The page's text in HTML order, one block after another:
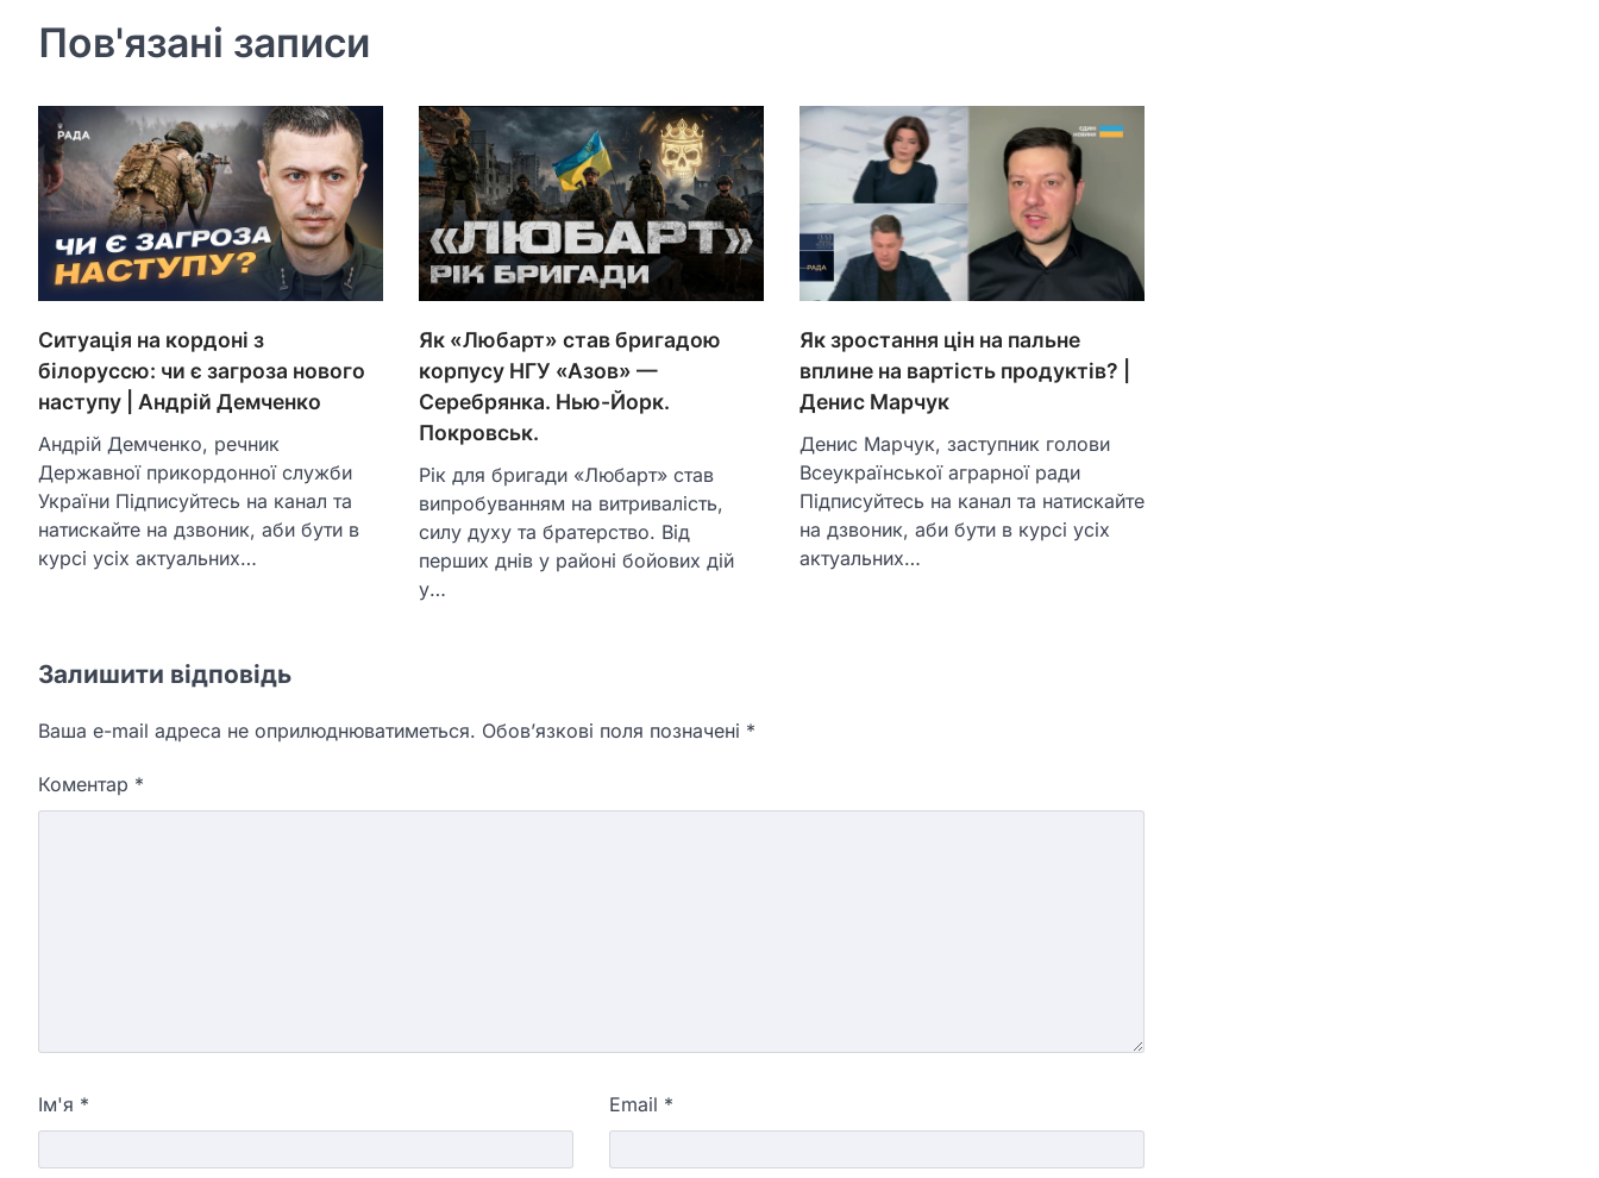
Пов'язані записи
Ситуація на кордоні з
білоруссю: чи є загроза нового
наступу | Андрій Демченко
Андрій Демченко, речник
Державної прикордонної служби
України Підписуйтесь на канал та
натискайте на дзвоник, аби бути в
курсі усіх актуальних…
Як «Любарт» став бригадою
корпусу НГУ «Азов» —
Серебрянка. Нью-Йорк.
Покровськ.
Рік для бригади «Любарт» став
випробуванням на витривалість,
силу духу та братерство. Від
перших днів у районі бойових дій
у…
Як зростання цін на пальне
вплине на вартість продуктів? |
Денис Марчук
Денис Марчук, заступник голови
Всеукраїнської аграрної ради
Підписуйтесь на канал та натискайте
на дзвоник, аби бути в курсі усіх
актуальних…
Залишити відповідь
Ваша e-mail адреса не оприлюднюватиметься. Обов’язкові поля позначені *
Коментар *
Ім'я * Email *